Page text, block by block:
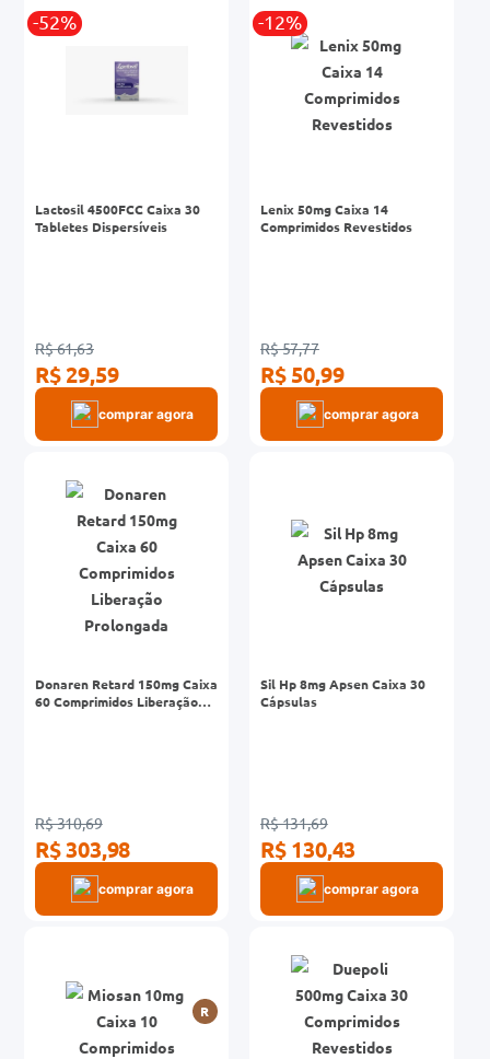
-52%
Lactosil 4500FCC Caixa 30
Tabletes Dispersíveis
R$ 61,63
R$ 29,59
comprar agora
-12%
Lenix 50mg Caixa 14
Comprimidos Revestidos
R$ 57,77
R$ 50,99
comprar agora
Donaren Retard 150mg Caixa
60 Comprimidos Liberação
R$ 310,69
R$ 303,98
comprar agora
Sil Hp 8mg Apsen Caixa 30
Cápsulas
R$ 131,69
R$ 130,43
comprar agora
R